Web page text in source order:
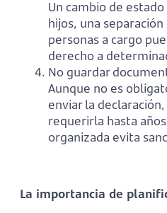
Un cambio de
hijos, una
personas a cargo
derecho a
No guardar
Aunque no es
enviar la
requerirla hasta
organizada evita
La importancia de